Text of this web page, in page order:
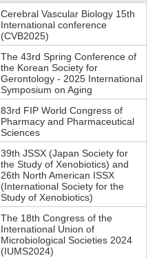
Cerebral Vascular Biology 15th
International conference
(CVB2025)
The 43rd Spring Conference of
the Korean Society for
Gerontology - 2025 International
Symposium on Aging
83rd FIP World Congress of
Pharmacy and Pharmaceutical
Sciences
39th JSSX (Japan Society for
the Study of Xenobiotics) and
26th North American ISSX
(International Society for the
Study of Xenobiotics)
The 18th Congress of the
International Union of
Microbiological Societies 2024
(IUMS2024)